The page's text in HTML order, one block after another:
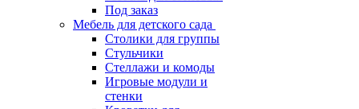
Под заказ
Мебель для детского сада
Столики для группы
Стульчики
Стеллажи и комоды
Игровые модули и
стенки